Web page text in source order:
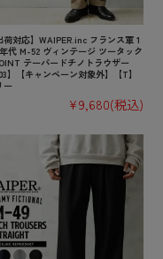
荷対応】WAIPER.inc フランス軍 1
代 M-52 ヴィンテージ ツータック
テーパードチノトラウザー
】【キャンペーン対象外】【T】
ー
¥9,680(税込)